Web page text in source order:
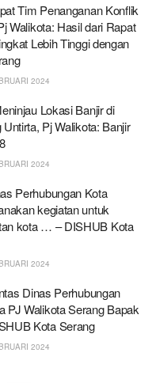
Tim Penanganan Konflik
Walikota: Hasil dari Rapat
Lebih Tinggi dengan
2024
Lokasi Banjir di
Pj Walikota: Banjir
2024
Perhubungan Kota
kegiatan untuk
kota … – DISHUB Kota
2024
Dinas Perhubungan
PJ Walikota Serang Bapak
Kota Serang
2024